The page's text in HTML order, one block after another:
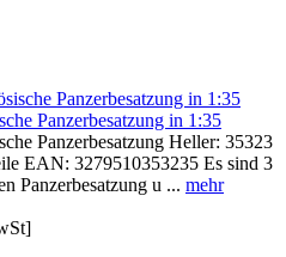
Panzerbesatzung in 1:35
Panzerbesatzung Heller: 35323
EAN: 3279510353235 Es sind 3
Panzerbesatzung u ... mehr